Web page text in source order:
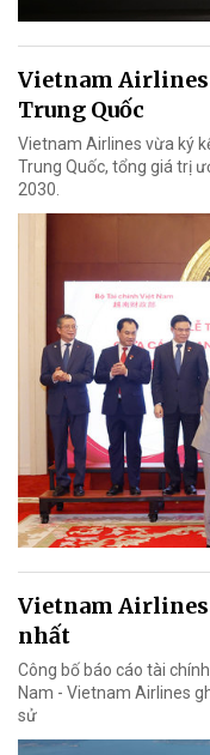
Vietnam
Trung Quốc
Vietnam Airlines vừa ký
Trung Quốc, tổng giá trị
2030.
Vietnam
nhất
Công bố báo cáo tài
Nam - Vietnam Airlines
sử